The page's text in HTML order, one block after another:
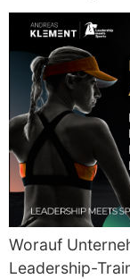
Worauf
Leadership-